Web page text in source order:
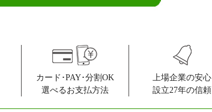
ライオンズヴィアーレ北小金
ライオンズヒルズ新松戸
ライオンズマンション北小金
ライオンズマンション常盤平さくら通り
カード･PAY･分割OK
選べるお支払方法
上場企業の安心
設立27年の信頼